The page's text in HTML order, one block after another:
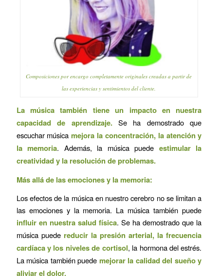
Composiciones por encargo completamente originales creadas a partir de
las experiencias y sentimientos del cliente.
La música también tiene un impacto en nuestra
capacidad de aprendizaje.Se ha demostrado que
escuchar música mejora la concentración, la atención y
la memoria. Además, la música puede estimular la
creatividad y la resolución de problemas.
Más allá de las emociones y la memoria:
Los efectos de la música en nuestro cerebro no se limitan a
las emociones y la memoria. La música también puede
influir en nuestra salud física. Se ha demostrado que la
música puede reducir la presión arterial, la frecuencia
cardíaca y los niveles de cortisol, la hormona del estrés.
La música también puede mejorar la calidad del sueño y
aliviar el dolor.